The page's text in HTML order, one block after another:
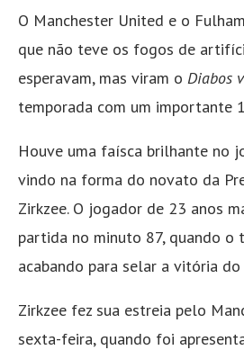
O Manchester United e o
que não teve os fogos de
esperavam, mas viram o Diabos
temporada com um importante
Houve uma faísca brilhante no
vindo na forma do novato da
Zirkzee. O jogador de 23 anos
partida no minuto 87, quando o
acabando para selar a vitória
Zirkzee fez sua estreia pelo
sexta-feira, quando foi